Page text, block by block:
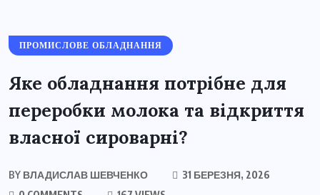
ПРОМИСЛОВЕ ОБЛАДНАННЯ
Яке обладнання потрібне для
переробки молока та відкриття
власної сироварні?
BY ВЛАДИСЛАВ ШЕВЧЕНКО
31 БЕРЕЗНЯ, 2026